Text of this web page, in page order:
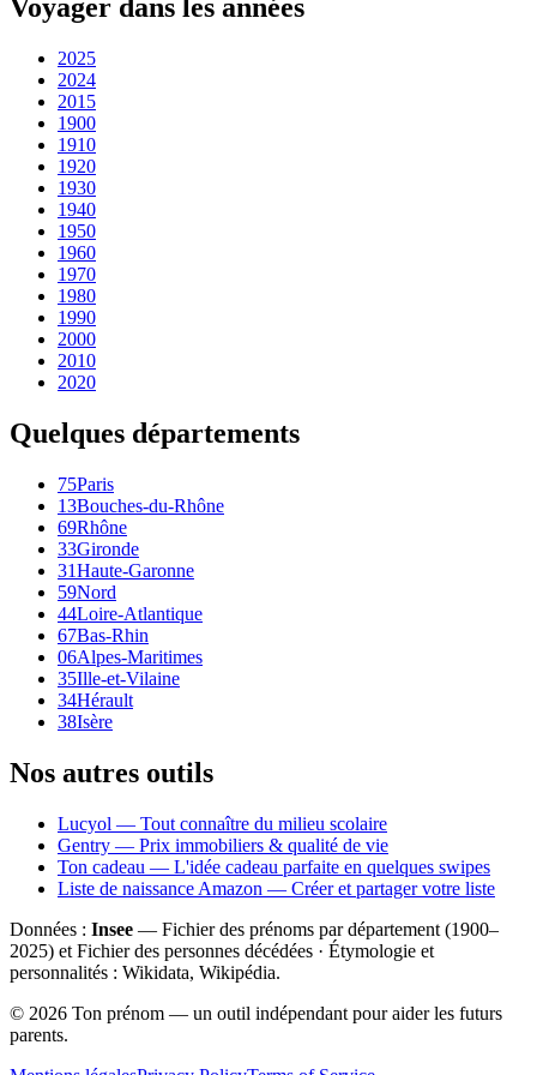
Voyager dans les années
2025
2024
2015
1900
1910
1920
1930
1940
1950
1960
1970
1980
1990
2000
2010
2020
Quelques départements
75Paris
13Bouches-du-Rhône
69Rhône
33Gironde
31Haute-Garonne
59Nord
44Loire-Atlantique
67Bas-Rhin
06Alpes-Maritimes
35Ille-et-Vilaine
34Hérault
38Isère
Nos autres outils
Lucyol — Tout connaître du milieu scolaire
Gentry — Prix immobiliers & qualité de vie
Ton cadeau — L'idée cadeau parfaite en quelques swipes
Liste de naissance Amazon — Créer et partager votre liste
Données : Insee — Fichier des prénoms par département (1900–
2025) et Fichier des personnes décédées · Étymologie et
personnalités : Wikidata, Wikipédia.
© 2026 Ton prénom — un outil indépendant pour aider les futurs
parents.